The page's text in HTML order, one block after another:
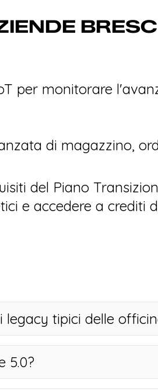
per monitorare
di magazzino,
del Piano
e accedere a crediti
tipici delle
5.0?